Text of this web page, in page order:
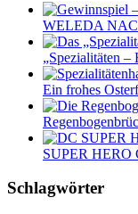
WELEDA
„Spezialitäten –
Ein frohes
SUPER HERO
Schlagwörter